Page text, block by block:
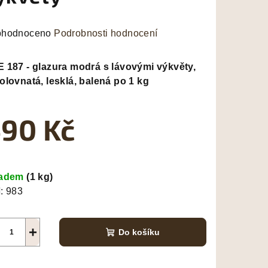
Podrobnosti hodnocení
187 - glazura modrá s lávovými výkvěty,
lesklá, balená po 1 kg
Kč
(1 kg)
983
+ Do košíku